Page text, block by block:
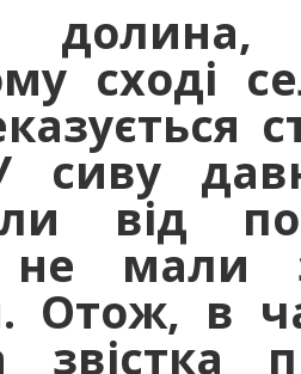
сході
сиву
від
не мали
Отож, в
звістка